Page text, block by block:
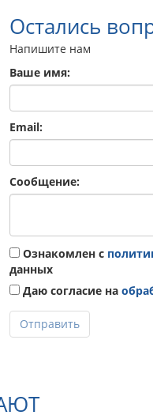
Остались
Напишите нам
Ваше имя:
Email:
Сообщение:
Ознакомлен с
данных
Даю согласие на
Отправить